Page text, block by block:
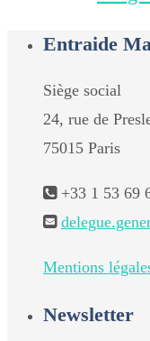
Entraide
Siège social
24, rue de
75015 Paris
+33 1 53 69
Mentions
Newsletter